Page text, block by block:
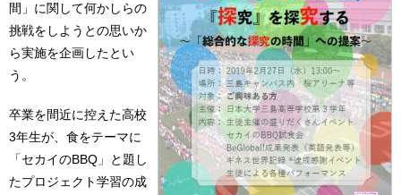
間」に関して何かしらの
挑戦をしようとの思いか
ら実施を企画したとい
う。
卒業を間近に控えた高校
3年生が、食をテーマに
「セカイのBBQ」と題し
たプロジェクト学習の成